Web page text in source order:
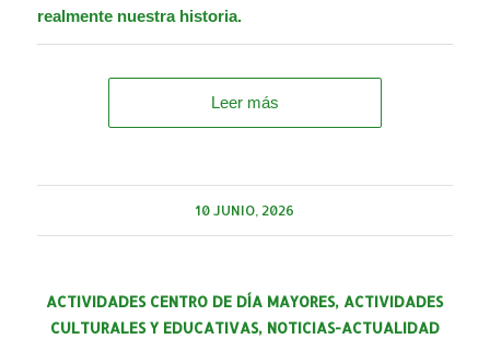
realmente nuestra historia.
Leer más
10 JUNIO, 2026
ACTIVIDADES CENTRO DE DÍA MAYORES, ACTIVIDADES
CULTURALES Y EDUCATIVAS, NOTICIAS-ACTUALIDAD